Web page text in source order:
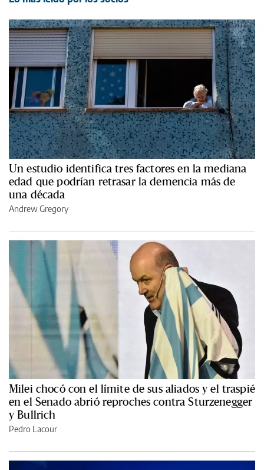
Un estudio identifica tres factores en la mediana
edad que podrían retrasar la demencia más de
una década
Andrew Gregory
Milei chocó con el límite de sus aliados y el traspié
en el Senado abrió reproches contra Sturzenegger
y Bullrich
Pedro Lacour